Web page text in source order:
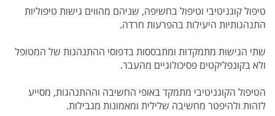
טיפול קוגניטיבי וטיפול בחשיפה, שניהם מהווים גישות טיפוליות
התנהגותיות היעילות בהפרעות חרדה.
שתי הגישות מתמקדות ומתבססות בדפוסי ההתנהגות של המטופל
ולא בקונפליקטים פסיכולוגיים מהעבר.
הטיפול הקוגניטיבי מתמקד באופי החשיבה וההתנהגות, מסייע
לזהות ולהיפטר מחשיבה שלילית ומאמונות מגבילות.